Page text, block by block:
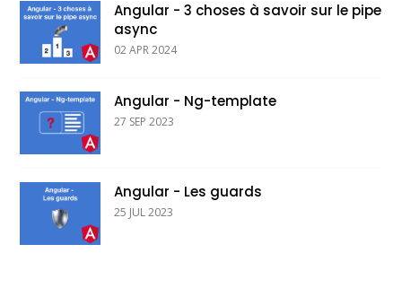
Angular - 3 choses à savoir sur le pipe
async
02 APR 2024
Angular - Ng-template
27 SEP 2023
Angular - Les guards
25 JUL 2023